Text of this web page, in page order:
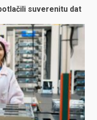
suverenitu dat